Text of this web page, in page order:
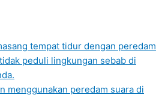
tempat tidur dengan peredam
peduli lingkungan sebab di
menggunakan peredam suara di